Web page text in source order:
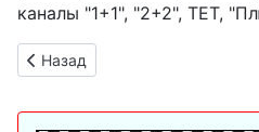
каналы "1+1", "2+2", ТЕТ,
Предыдущий: Карта
Назад